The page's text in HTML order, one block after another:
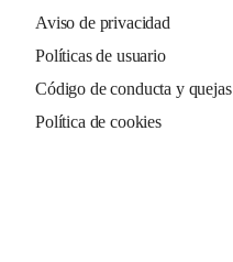
Aviso de privacidad
Políticas de usuario
Código de conducta y quejas
Política de cookies